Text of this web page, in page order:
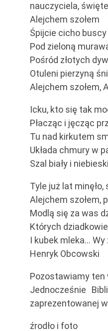
nauczyciela,
Alejchem szołem
Śpijcie cicho
Pod zieloną
Pośród złotych
Otuleni pierzyną
Alejchem szołem,
Icku, kto się tak
Płacząc i jęcząc
Tu nad kirkutem
Układa chmury w
Szal biały i
Tyle już lat minęło,
Alejchem szołem,
Modlą się za was
Których
I kubek mleka…
Henryk Obcowski
Pozostawiamy
Jednocześnie
zaprezentowanej
źrodło i foto